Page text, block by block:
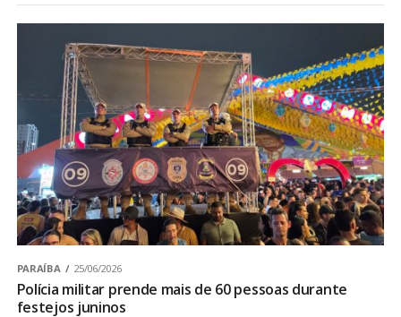
PARAÍBA 25/06/2026
Polícia militar prende mais de 60 pessoas durante
festejos juninos